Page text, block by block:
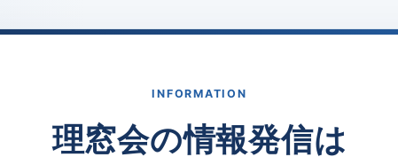
INFORMATION
理窓会の情報発信は